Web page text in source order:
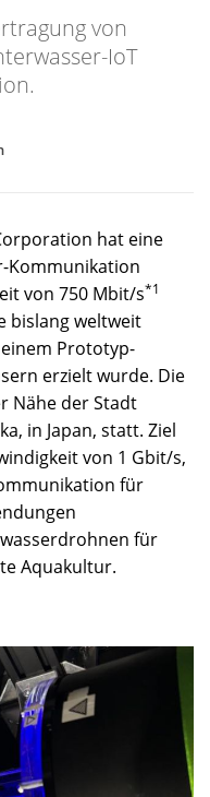
von
IoT
hat eine
Kommunikation
von 750 Mbit/s*1
bislang weltweit
Prototyp-
erzielt wurde. Die
Nähe der Stadt
in Japan, statt. Ziel
von 1 Gbit/s,
für
für
Aquakultur.